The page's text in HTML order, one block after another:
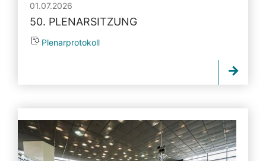
01.07.2026
50. PLENARSITZUNG
Plenarprotokoll